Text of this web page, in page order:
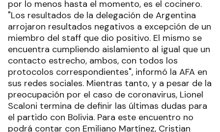
por lo menos hasta el momento, es el cocinero.
"Los resultados de la delegación de Argentina
arrojaron resultados negativos a excepción de un
miembro del staff que dio positivo. El mismo se
encuentra cumpliendo aislamiento al igual que un
contacto estrecho, ambos, con todos los
protocolos correspondientes", informó la AFA en
sus redes sociales. Mientras tanto, y a pesar de la
preocupación por el caso de coronavirus, Lionel
Scaloni termina de definir las últimas dudas para
el partido con Bolivia. Para este encuentro no
podrá contar con Emiliano Martínez, Cristian